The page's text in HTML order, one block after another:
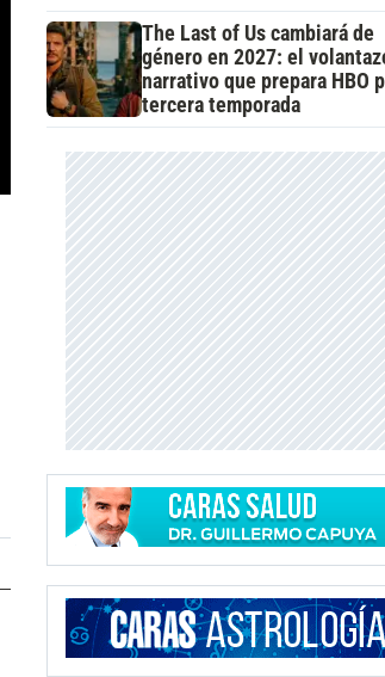
The Last of Us cambiará de
género en 2027: el
narrativo que prepara HBO
tercera temporada